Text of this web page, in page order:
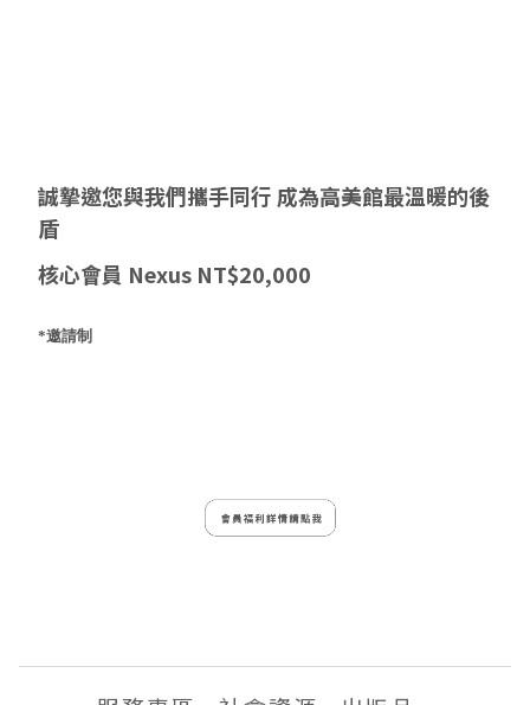
誠摯邀您與我們攜手同行 成為高美館最溫暖的後
盾
核心會員 Nexus NT$20,000
*邀請制